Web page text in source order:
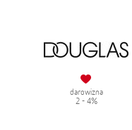
darowizna
2 - 4%